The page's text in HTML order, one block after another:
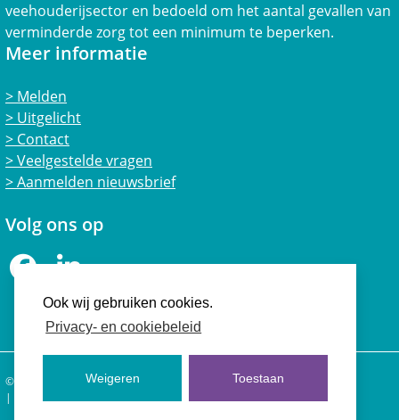
Ook wij gebruiken cookies.
Privacy- en cookiebeleid
Weigeren Toestaan
veehouderijsector en bedoeld om het aantal gevallen van
verminderde zorg tot een minimum te beperken.
Meer informatie
Melden
Uitgelicht
Contact
Veelgestelde vragen
Aanmelden nieuwsbrief
Volg ons op
FacebookLinkedIn
© 2026 Vertrouwensloket Welzijn Landbouwhuisdieren